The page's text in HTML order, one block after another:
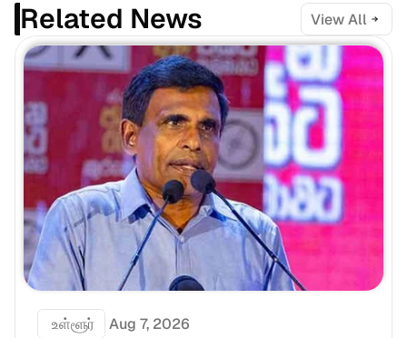
Related News View All
உள்ளூர் Aug 7, 2026